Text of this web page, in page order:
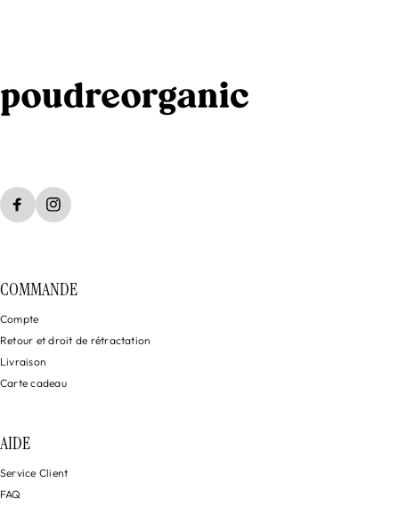
COMMANDE
Compte
Retour et droit de rétractation
Livraison
Carte cadeau
AIDE
Service Client
FAQ